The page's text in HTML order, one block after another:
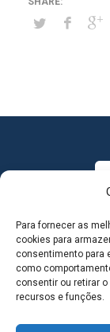
Para fornecer as
cookies para
consentimento para
como
consentir ou retirar
recursos e funções.
MAPA DO SITE